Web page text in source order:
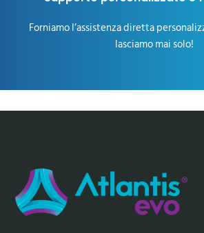
Forniamo l’assistenza diretta
lasciamo mai solo!